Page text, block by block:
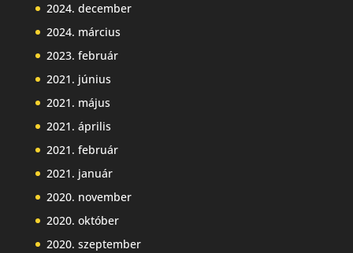
2024. december
2024. március
2023. február
2021. június
2021. május
2021. április
2021. február
2021. január
2020. november
2020. október
2020. szeptember